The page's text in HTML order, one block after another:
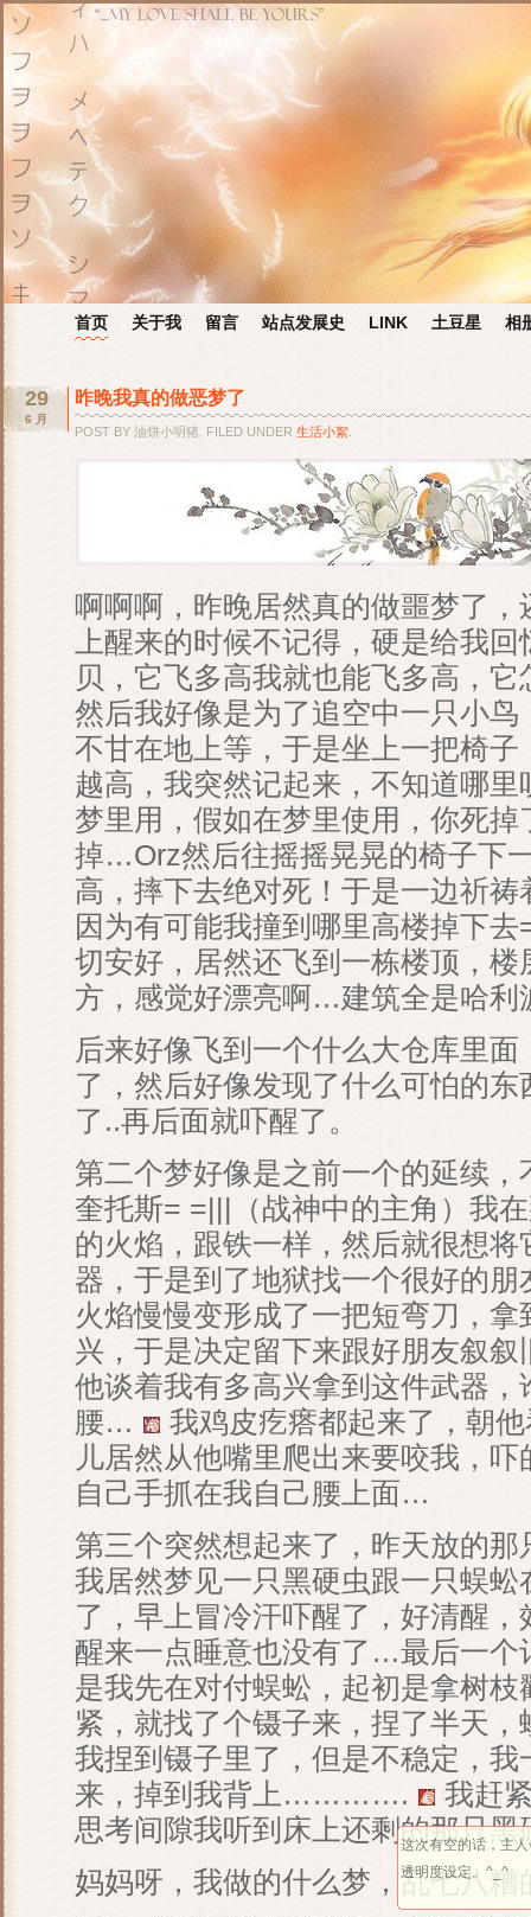
首页 关于我 留言 站点发展史 LINK 土豆星 相
29
6 月
昨晚我真的做恶梦了
POST BY 油饼小明猪. FILED UNDER 生活小絮
啊啊啊，昨晚居然真的做噩梦了
上醒来的时候不记得，硬是给我
贝，它飞多高我就也能飞多高，
然后我好像是为了追空中一只小
不甘在地上等，于是坐上一把椅
越高，我突然记起来，不知道哪
梦里用，假如在梦里使用，你死
掉…Orz然后往摇摇晃晃的椅子下
高，摔下去绝对死！于是一边祈
因为有可能我撞到哪里高楼掉下
切安好，居然还飞到一栋楼顶，
方，感觉好漂亮啊…建筑全是哈利
后来好像飞到一个什么大仓库里
了，然后好像发现了什么可怕的
了..再后面就吓醒了。
第二个梦好像是之前一个的延续
奎托斯= =|||（战神中的主角）我
的火焰，跟铁一样，然后就很想
器，于是到了地狱找一个很好的
火焰慢慢变形成了一把短弯刀，
兴，于是决定留下来跟好朋友叙
他谈着我有多高兴拿到这件武器
腰…
我鸡皮疙瘩都起来了，朝
儿居然从他嘴里爬出来要咬我，
自己手抓在我自己腰上面…
第三个突然想起来了，昨天放的
我居然梦见一只黑硬虫跟一只蜈
了，早上冒冷汗吓醒了，好清醒
醒来一点睡意也没有了…最后一个
是我先在对付蜈蚣，起初是拿树
紧，就找了个镊子来，捏了半天
我捏到镊子里了，但是不稳定，
来，掉到我背上………….
我赶
思考间隙我听到床上还剩的那只
妈妈呀，我做的什么梦，乱七八
这次有空的话，主
透明度设定。^_^